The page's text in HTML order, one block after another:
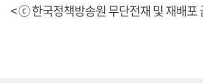
< ⓒ 한국정책방송원 무단전재 및 재배포